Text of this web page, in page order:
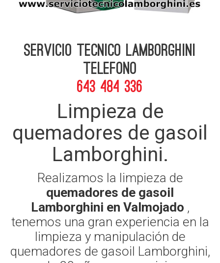
Servicio Tecnico Lamborghini
telefono
643 484 336
Limpieza de
quemadores de gasoil
Lamborghini.
Realizamos la limpieza de
quemadores de gasoil
Lamborghini en Valmojado ,
tenemos una gran experiencia en la
limpieza y manipulación de
quemadores de gasoil Lamborghini,